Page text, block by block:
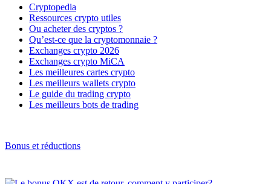
Cryptopedia
Ressources crypto utiles
Ou acheter des cryptos ?
Qu’est-ce que la cryptomonnaie ?
Exchanges crypto 2026
Exchanges crypto MiCA
Les meilleures cartes crypto
Les meilleurs wallets crypto
Le guide du trading crypto
Les meilleurs bots de trading
Bonus et réductions